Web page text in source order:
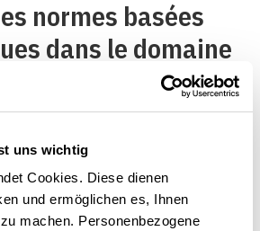
uns wichtig
Cookies. Diese dienen
und ermöglichen es, Ihnen
machen. Personenbezogene
normes basées
dans le domaine
des sociétés
dans les
financières
la
fondée sur les